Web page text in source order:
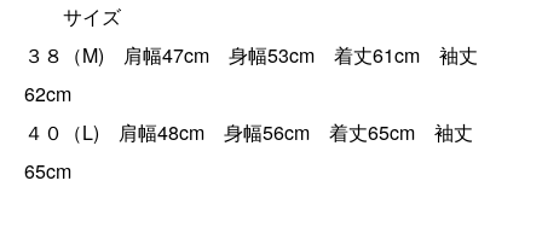
サイズ
３８（M) 肩幅47cm 身幅53cm 着丈61cm 袖丈
62cm
４０（L) 肩幅48cm 身幅56cm 着丈65cm 袖丈
65cm